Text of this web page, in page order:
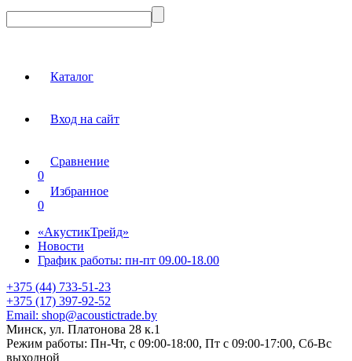
Каталог
Вход на сайт
Сравнение
0
Избранное
0
«АкустикТрейд»
Новости
График работы: пн-пт 09.00-18.00
+375 (44) 733-51-23
+375 (17) 397-92-52
Email: shop@acoustictrade.by
Минск, ул. Платонова 28 к.1
Режим работы: Пн-Чт, с 09:00-18:00, Пт с 09:00-17:00, Сб-Вс
выходной